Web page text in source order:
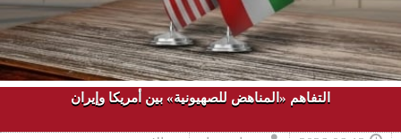
التفاهم «المناهض للصهيونية» بين أمريكا وإيران